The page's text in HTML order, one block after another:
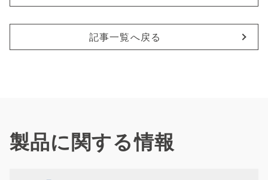
記事一覧へ戻る
製品に関する情報